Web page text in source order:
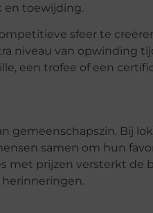
en toewijding.
sfeer te
niveau van opwinding
een trofee of een
gemeenschapszin. Bij
samen om hun
met prijzen versterkt de